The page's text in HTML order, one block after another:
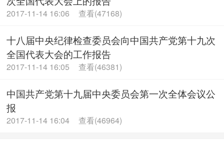
2017-11-14 16:06 查看(47168)
十八届中央纪律检查委员会向中国共产党第十九次
全国代表大会的工作报告
2017-11-14 16:05 查看(46381)
中国共产党第十九届中央委员会第一次全体会议公
报
2017-11-14 16:04 查看(46964)